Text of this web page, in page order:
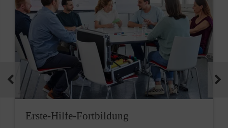
Erste-Hilfe-Fortbildung